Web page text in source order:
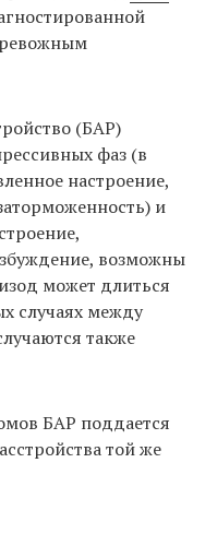
(БАР)
фаз (в
настроение,
и
возможны
может длиться
случаях между
также
БАР поддается
той же